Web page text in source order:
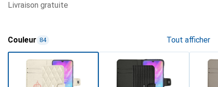
livraison gratuite
Couleur 84 Tout afficher